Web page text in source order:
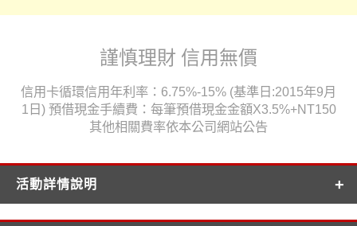
謹慎理財 信用無價
信用卡循環信用年利率：6.75%-15% (基準日:2015年9月
1日) 預借現金手續費：每筆預借現金金額X3.5%+NT150
其他相關費率依本公司網站公告
活動詳情說明